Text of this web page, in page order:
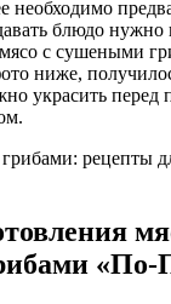
необходимо
блюдо нужно
с сушеными
ниже,
украсить перед
«По-